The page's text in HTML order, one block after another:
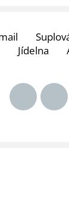
Jídelna